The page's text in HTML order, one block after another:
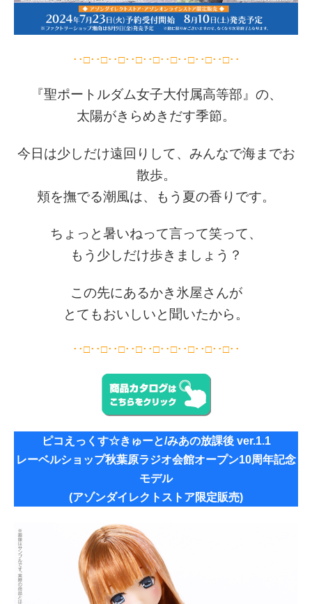
･･□･･□･･□･･□･･□･･□･･□･･□･･□･･
『聖ポートルダム女子大付属高等部』の、
太陽がきらめきだす季節。
今日は少しだけ遠回りして、みんなで海までお
散歩。
頬を撫でる潮風は、もう夏の香りです。
ちょっと暑いねって言って笑って、
もう少しだけ歩きましょう？
この先にあるかき氷屋さんが
とてもおいしいと聞いたから。
･･□･･□･･□･･□･･□･･□･･□･･□･･□･･
ピコえっくす☆きゅーと/みあの放課後 ver.1.1
レーベルショップ秋葉原ラジオ会館オープン10周年記念
モデル
(アゾンダイレクトストア限定販売)